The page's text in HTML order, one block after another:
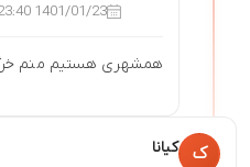
1401/01/23 23:40
همشهری هستیم منم
ک کیانا